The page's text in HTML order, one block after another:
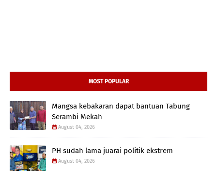
MOST POPULAR
Mangsa kebakaran dapat bantuan Tabung
Serambi Mekah
August 04, 2026
PH sudah lama juarai politik ekstrem
August 04, 2026